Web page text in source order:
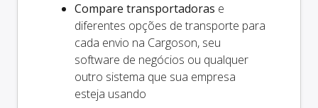
Compare transportadoras e
diferentes opções de transporte para
cada envio na Cargoson, seu
software de negócios ou qualquer
outro sistema que sua empresa
esteja usando